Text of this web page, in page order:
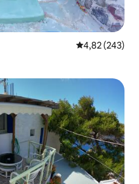
4,82 de uma
4,82 (243)